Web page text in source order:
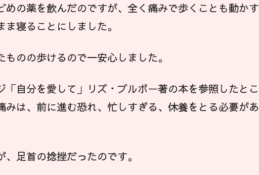
めの薬を飲んだのですが、全く痛みで歩くことも動かす
寝ることにしました。
のの歩けるので一安心しました。
「自分を愛して」リズ・ブルボー著の本を参照したとこ
みは、前に進む恐れ、忙しすぎる、休養をとる必要があ
足首の捻挫だったのです。